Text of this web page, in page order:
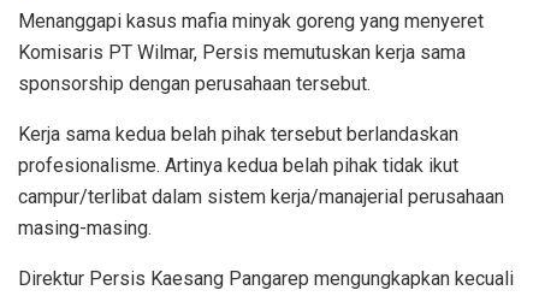
Menanggapi kasus mafia minyak goreng yang menyeret
Komisaris PT Wilmar, Persis memutuskan kerja sama
sponsorship dengan perusahaan tersebut.
Kerja sama kedua belah pihak tersebut berlandaskan
profesionalisme. Artinya kedua belah pihak tidak ikut
campur/terlibat dalam sistem kerja/manajerial perusahaan
masing-masing.
Direktur Persis Kaesang Pangarep mengungkapkan kecuali